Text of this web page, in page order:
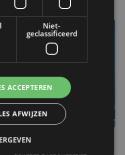
Niet-
geclassificeerd
ACCEPTEREN
AFWIJZEN